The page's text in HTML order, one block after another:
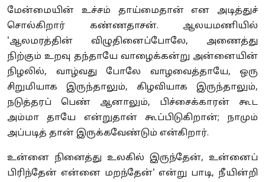
மேன்மையின் உச்சம் தாய்மைதான் என அடித்துச்
சொல்கிறார் கண்ணதாசன். ஆலயமணியில்
'ஆலமரத்தின் விழுதினைப்போலே, அணைத்து
நிற்கும் உறவு தந்தாயே வாழைக்கன்று அன்னையின்
நிழலில், வாழ்வது போலே வாழவைத்தாயே, ஒரு
சிறுமியாக இருந்தாலும், கிழவியாக இருந்தாலும்,
நடுத்தரப் பெண் ஆனாலும், பிச்சைக்காரன் கூட
அம்மா தாயே என்றுதான் கூப்பிடுகிறான்; நாமும்
அப்படித் தான் இருக்கவேண்டும் என்கிறார்.
உன்னை நினைத்து உலகில் இருந்தேன், உன்னைப்
பிரிந்தேன் என்னை மறந்தேன்' என்று பாடி, நீயின்றி